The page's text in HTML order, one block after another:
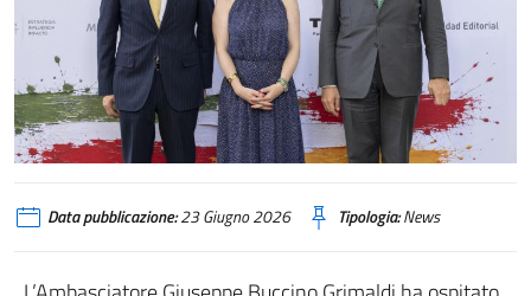
Data pubblicazione:23 Giugno 2026 Tipologia:News